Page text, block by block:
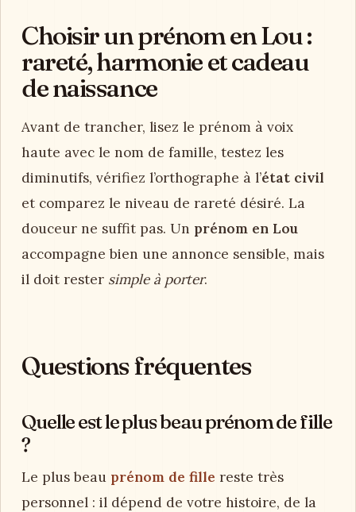
Choisir un prénom en Lou :
rareté, harmonie et cadeau
de naissance
Avant de trancher, lisez le prénom à voix
haute avec le nom de famille, testez les
diminutifs, vérifiez l’orthographe à l’état civil
et comparez le niveau de rareté désiré. La
douceur ne suffit pas. Un prénom en Lou
accompagne bien une annonce sensible, mais
il doit rester simple à porter.
Questions fréquentes
Quelle est le plus beau prénom de fille
?
Le plus beau prénom de fille reste très
personnel : il dépend de votre histoire, de la